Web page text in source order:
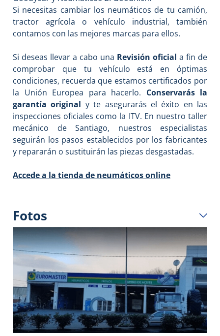
Si necesitas cambiar los neumáticos de tu camión,
tractor agrícola o vehículo industrial, también
contamos con las mejores marcas para ellos.
Si deseas llevar a cabo una Revisión oficial a fin de
comprobar que tu vehículo está en óptimas
condiciones, recuerda que estamos certificados por
la Unión Europea para hacerlo. Conservarás la
garantía original y te asegurarás el éxito en las
inspecciones oficiales como la ITV. En nuestro taller
mecánico de Santiago, nuestros especialistas
seguirán los pasos establecidos por los fabricantes
y repararán o sustituirán las piezas desgastadas.
Accede a la tienda de neumáticos online
Fotos